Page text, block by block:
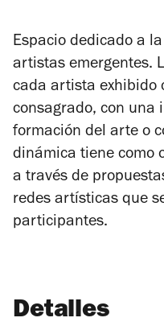
Espacio dedicado a
artistas emergentes.
cada artista exhibido
consagrado, con una
formación del arte o
dinámica tiene como
a través de
redes artísticas que
participantes.
Detalles